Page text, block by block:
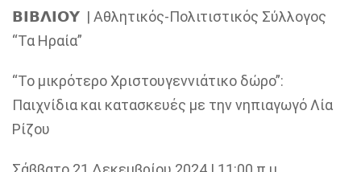
𝝗𝝞𝝗𝝠𝝞𝝤𝝪 | Αθλητικός-Πολιτιστικός Σύλλογος
“Τα Ηραία”
“Το μικρότερο Χριστουγεννιάτικο δώρο”:
Παιχνίδια και κατασκευές με την νηπιαγωγό Λία
Ρίζου